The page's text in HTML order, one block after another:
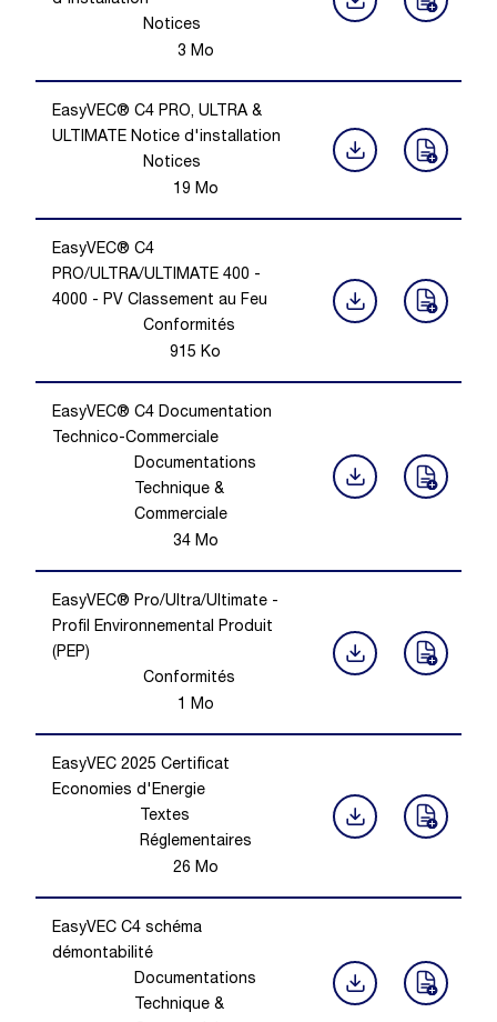
Notices
3 Mo
EasyVEC® C4 PRO, ULTRA &
ULTIMATE Notice d'installation
Notices
19 Mo
EasyVEC® C4
PRO/ULTRA/ULTIMATE 400 -
4000 - PV Classement au Feu
Conformités
915 Ko
EasyVEC® C4 Documentation
Technico-Commerciale
Documentations
Technique &
Commerciale
34Mo
EasyVEC® Pro/Ultra/Ultimate -
Profil Environnemental Produit
(PEP)
Conformités
1 Mo
EasyVEC 2025 Certificat
Economies d'Energie
Textes
Réglementaires
26 Mo
EasyVEC C4 schéma
démontabilité
Documentations
Technique &